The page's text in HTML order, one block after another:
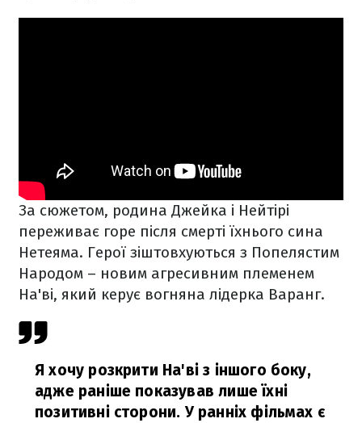
За сюжетом, родина Джейка і Нейтірі
переживає горе після смерті їхнього сина
Нетеяма. Герої зіштовхуються з Попелястим
Народом – новим агресивним племенем
На'ві, який керує вогняна лідерка Варанг.
Я хочу розкрити На'ві з іншого боку,
адже раніше показував лише їхні
позитивні сторони. У ранніх фільмах є